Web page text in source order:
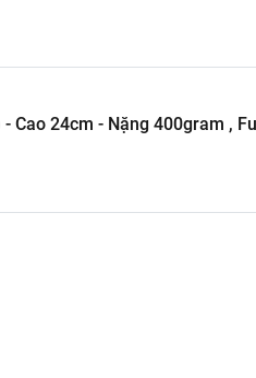
400gram , Full Box - (VAT 002-01-130) - N2-